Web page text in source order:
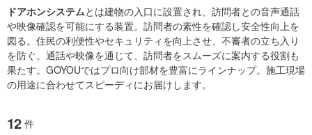
ドアホンシステムとは建物の入口に設置され、訪問者との音声通話
や映像確認を可能にする装置。訪問者の素性を確認し安全性向上を
図る。住民の利便性やセキュリティを向上させ、不審者の立ち入り
を防ぐ。通話や映像を通じて、訪問者をスムーズに案内する役割も
果たす。GOYOUではプロ向け部材を豊富にラインナップ。施工現場
の用途に合わせてスピーディにお届けします。
12 件